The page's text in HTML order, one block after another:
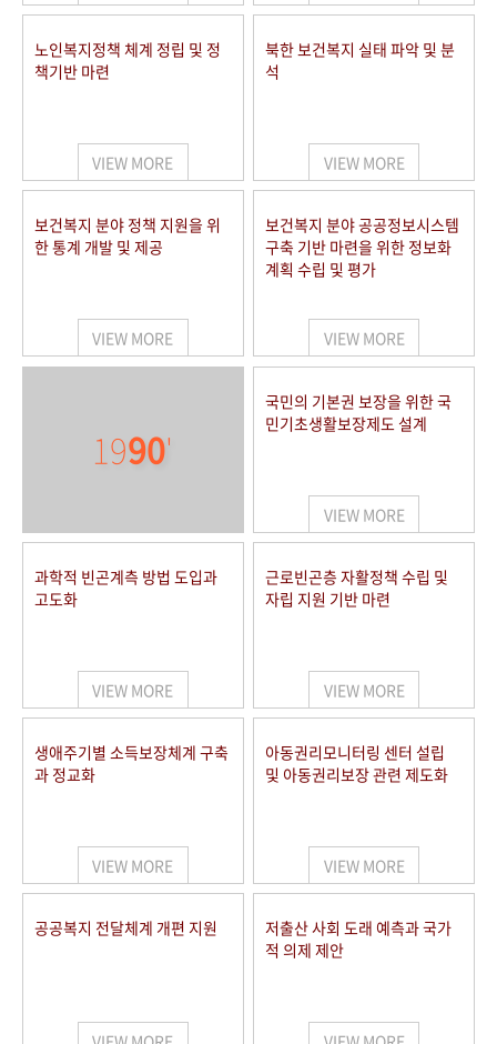
노인복지정책 체계 정립 및 정
책기반 마련
VIEW MORE
북한 보건복지 실태 파악 및 분
석
VIEW MORE
보건복지 분야 정책 지원을 위
한 통계 개발 및 제공
VIEW MORE
보건복지 분야 공공정보시스템
구축 기반 마련을 위한 정보화
계획 수립 및 평가
VIEW MORE
1990'
국민의 기본권 보장을 위한 국
민기초생활보장제도 설계
VIEW MORE
과학적 빈곤계측 방법 도입과
고도화
VIEW MORE
근로빈곤층 자활정책 수립 및
자립 지원 기반 마련
VIEW MORE
생애주기별 소득보장체계 구축
과 정교화
VIEW MORE
아동권리모니터링 센터 설립
및 아동권리보장 관련 제도화
VIEW MORE
공공복지 전달체계 개편 지원
저출산 사회 도래 예측과 국가
적 의제 제안